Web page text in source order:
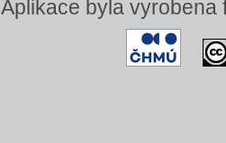
Aplikace byla vyrobena